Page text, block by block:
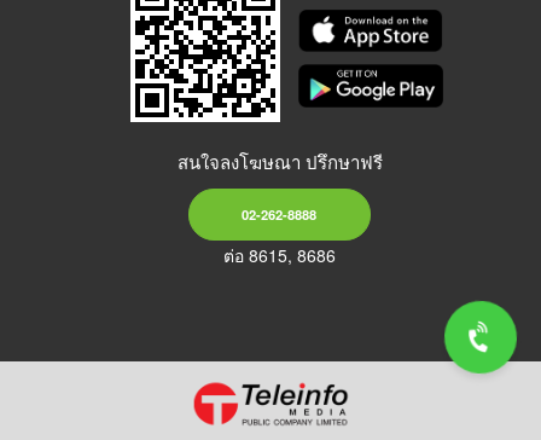
สนใจลงโฆษณา ปรึกษาฟรี
02-262-8888
ต่อ 8615, 8686